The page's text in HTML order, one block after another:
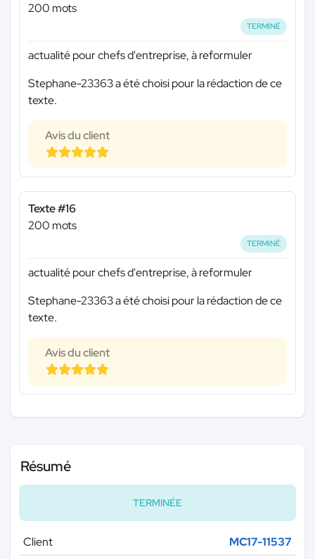
200 mots
TERMINÉ
actualité pour chefs d'entreprise, à reformuler
Stephane-23363 a été choisi pour la rédaction de ce
texte.
Avis du client
Texte #16
200 mots
TERMINÉ
actualité pour chefs d'entreprise, à reformuler
Stephane-23363 a été choisi pour la rédaction de ce
texte.
Avis du client
Résumé
TERMINÉE
Client
MC17-11537